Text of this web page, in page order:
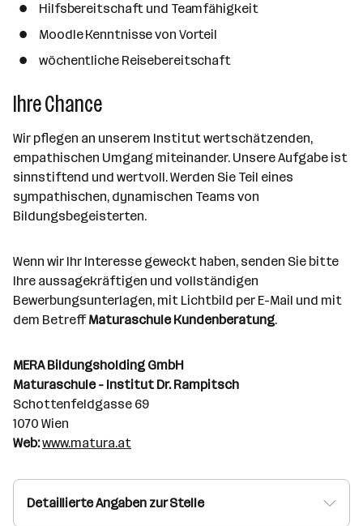
Hilfsbereitschaft und Teamfähigkeit
Moodle Kenntnisse von Vorteil
wöchentliche Reisebereitschaft
Ihre Chance
Wir pflegen an unserem Institut wertschätzenden,
empathischen Umgang miteinander. Unsere Aufgabe ist
sinnstiftend und wertvoll. Werden Sie Teil eines
sympathischen, dynamischen Teams von
Bildungsbegeisterten.
Wenn wir Ihr Interesse geweckt haben, senden Sie bitte
Ihre aussagekräftigen und vollständigen
Bewerbungsunterlagen, mit Lichtbild per E-Mail und mit
dem BetreffMaturaschule Kundenberatung.
MERA Bildungsholding GmbH
Maturaschule - Institut Dr. Rampitsch
Schottenfeldgasse 69
1070 Wien
Web:www.matura.at
Detaillierte Angaben zur Stelle